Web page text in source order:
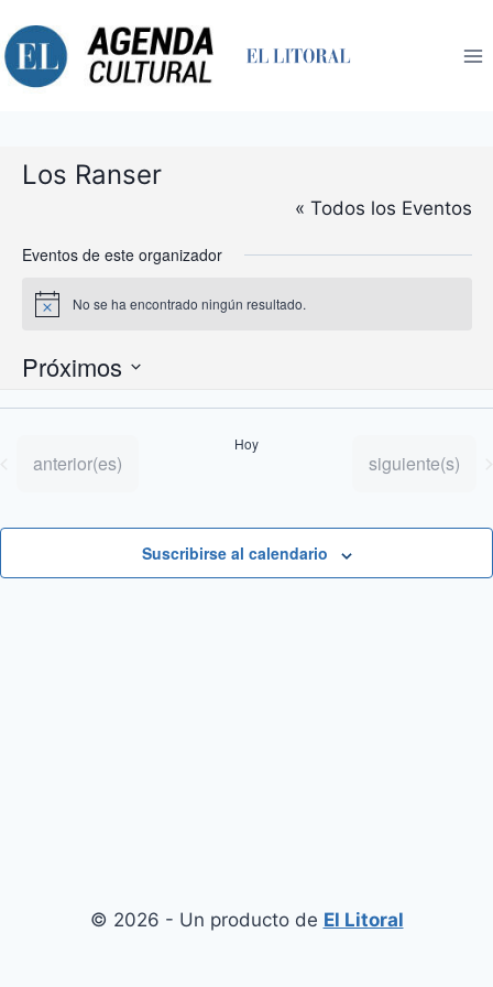
al
contenido
Los Ranser
« Todos los Eventos
Eventos de este organizador
Aviso No se ha encontrado ningún resultado.
Próximos
fecha.
Eventos
anterior(es)
Hoy
Eventos
siguiente(s)
Suscribirse al calendario
© 2026 - Un producto de El Litoral